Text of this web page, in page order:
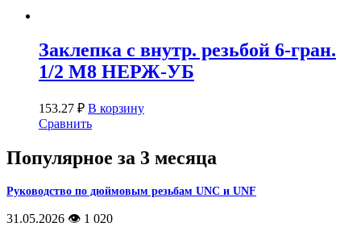
Заклепка с внутр. резьбой 6-гран.
1/2 М8 НЕРЖ-УБ
153.27 ₽ В корзину
Сравнить
Популярное за 3 месяца
Руководство по дюймовым резьбам UNC и UNF
31.05.2026 👁️ 1 020